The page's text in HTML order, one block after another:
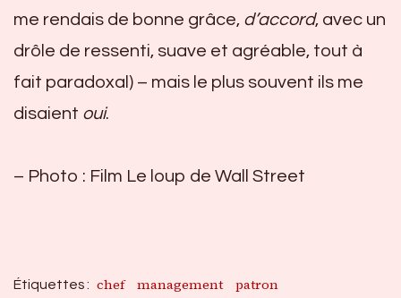
me rendais de bonne grâce, d’accord, avec un
drôle de ressenti, suave et agréable, tout à
fait paradoxal) – mais le plus souvent ils me
disaient oui.
– Photo : Film Le loup de Wall Street
Étiquettes : chef management
patron